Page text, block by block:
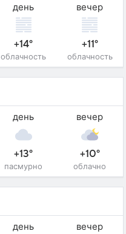
день
+14°
облачность
вечер
+11°
облачность
день
+13°
пасмурно
вечер
+10°
облачно
день вечер